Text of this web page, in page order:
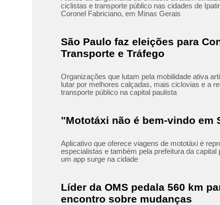
ciclistas e transporte público nas cidades de
Coronel Fabriciano, em Minas Gerais
São Paulo faz eleições para
Transporte e Tráfego
Organizações que lutam pela mobilidade ativa
lutar por melhores calçadas, mais ciclovias e a
transporte público na capital paulista
"Mototáxi não é bem-vindo em
Aplicativo que oferece viagens de mototáxi é
especialistas e também pela prefeitura da capital
um app surge na cidade
Líder da OMS pedala 560 km
encontro sobre mudanças